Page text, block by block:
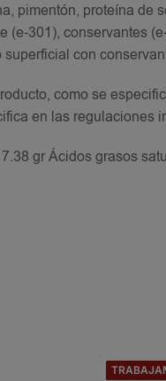
pimentón, proteína de
301), conservantes
con
como se
en las regulaciones
gr Ácidos grasos